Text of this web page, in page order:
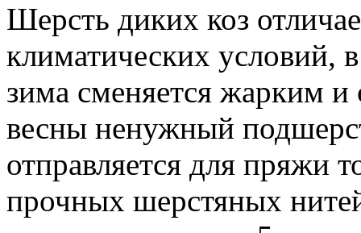
Шерсть диких коз
климатических условий,
зима сменяется жарким
весны ненужный
отправляется для пряжи
прочных шерстяных